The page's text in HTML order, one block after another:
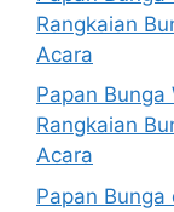
Rangkaian
Acara
Papan
Rangkaian
Acara
Papan